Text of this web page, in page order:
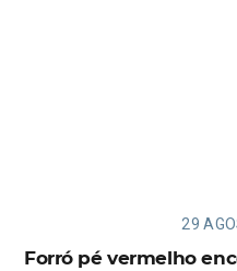
29
Forró pé vermelho